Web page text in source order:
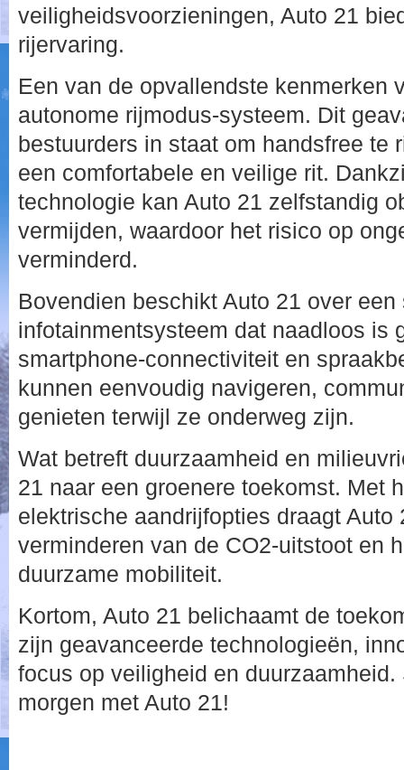
veiligheidsvoorzieningen, Auto 21
rijervaring.
Een van de opvallendste kenmerken
autonome rijmodus-systeem. Dit
bestuurders in staat om handsfree te
een comfortabele en veilige rit.
technologie kan Auto 21 zelfstandig
vermijden, waardoor het risico op
verminderd.
Bovendien beschikt Auto 21 over een
infotainmentsysteem dat naadloos is
smartphone-connectiviteit en
kunnen eenvoudig navigeren,
genieten terwijl ze onderweg zijn.
Wat betreft duurzaamheid en
21 naar een groenere toekomst. Met
elektrische aandrijfopties draagt Auto
verminderen van de CO2-uitstoot en
duurzame mobiliteit.
Kortom, Auto 21 belichaamt de
zijn geavanceerde technologieën,
focus op veiligheid en
morgen met Auto 21!